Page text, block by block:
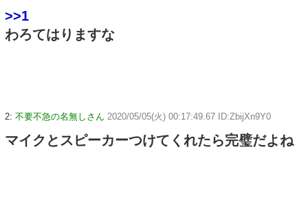
>>1
わろてはりますな
2: 不要不急の名無しさん 2020/05/05(火) 00:17:49.67 ID:ZbijXn9Y0
マイクとスピーカーつけてくれたら完璧だよね